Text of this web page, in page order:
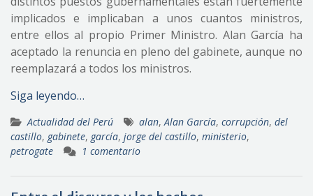
implicados e implicaban a unos cuantos ministros,
entre ellos al propio Primer Ministro. Alan García ha
aceptado la renuncia en pleno del gabinete, aunque no
reemplazará a todos los ministros.
Siga leyendo…
Actualidad del Perú alan,Alan García, corrupción, del
castillo, gabinete, garcía, jorge del castillo, ministerio,
petrogate
1 comentario